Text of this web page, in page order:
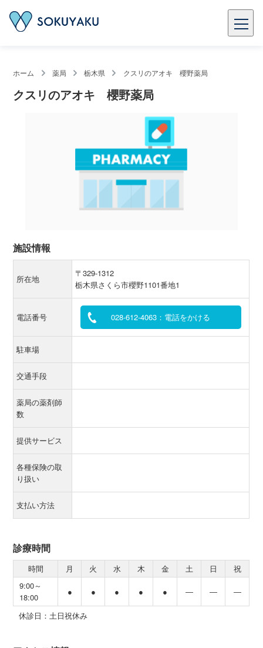
ホーム 薬局 栃木県 クスリのアオキ 櫻野薬局
クスリのアオキ 櫻野薬局
施設情報
所在地
〒329-1312
栃木県さくら市櫻野1101番地1
電話番号 028-612-4063：電話をかける
駐車場
交通手段
薬局の薬剤師
数
提供サービス
各種保険の取
り扱い
支払い方法
診療時間
時間 月 火 水 木 金 土 日
祝
9:00～
18:00
● ● ● ● ● ― ― ―
休診日：土日祝休み